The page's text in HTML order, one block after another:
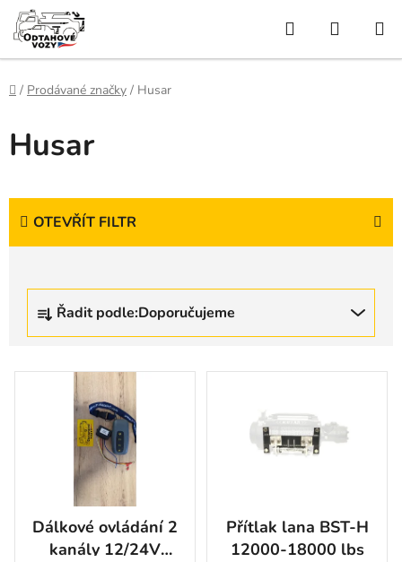
Přejít
na
obsah
Hledat
KOŠÍK
Domů
/ Prodávané značky / Husar
Husar
OTEVŘÍT FILTR
Ř
z
e
u
Řadit podle:Doporučujeme
V
Dálkové ovládání 2
kanály 12/24V
Přítlak lana BST-H
12000-18000 lbs